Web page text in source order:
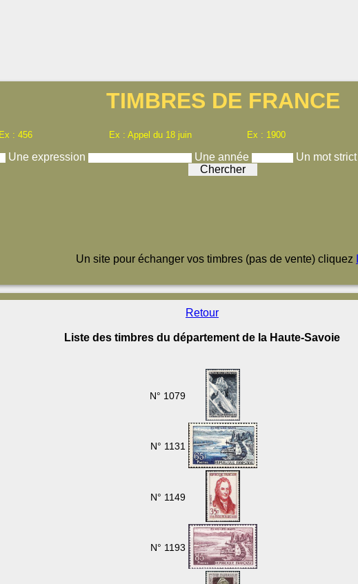
TIMBRES DE FRANCE
Ex : 456 Ex : Appel du 18 juin Ex : 1900
Une expression Une année Un mot strict
Un site pour échanger vos timbres (pas de vente) cliquez
Retour
Liste des timbres du département de la Haute-Savoie
N° 1079
N° 1131
N° 1149
N° 1193